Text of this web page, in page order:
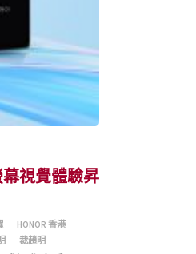
視覺體驗昇
HONOR 香港
裁趙明